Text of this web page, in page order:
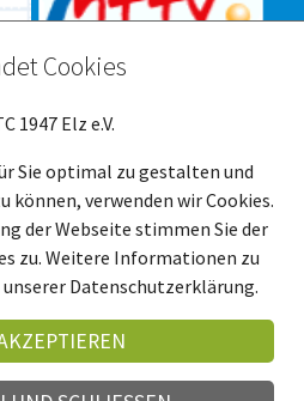
Cookies
1947 Elz e.V.
Sie optimal zu gestalten und
können, verwenden wir Cookies.
der Webseite stimmen Sie der
zu. Weitere Informationen zu
Datenschutzerklärung.